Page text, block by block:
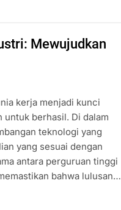
Mewujudkan
kerja menjadi kunci
untuk berhasil. Di dalam
teknologi yang
yang sesuai dengan
antara perguruan tinggi
bahwa lulusan…